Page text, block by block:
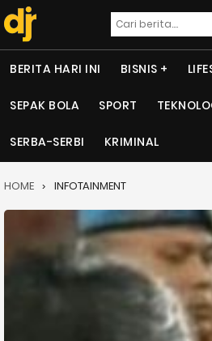
BERITA HARI INI BISNIS
SEPAK BOLA SPORT
SERBA-SERBI KRIMINAL
HOME INFOTAINMENT